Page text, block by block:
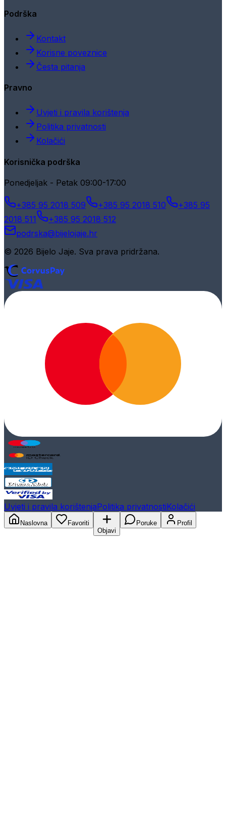
Podrška
Kontakt
Korisne poveznice
Česta pitanja
Pravno
Uvjeti i pravila korištenja
Politika privatnosti
Kolačići
Korisnička podrška
Ponedjeljak - Petak 09:00-17:00
+385 95 2018 509 +385 95 2018 510
+385 95
2018 511
+385 95 2018 512
podrska@bijelojaje.hr
© 2026 Bijelo Jaje. Sva prava pridržana.
Uvjeti i pravila korištenjaPolitika privatnostiKolačići
Naslovna
Favoriti
Objavi
Poruke Profil